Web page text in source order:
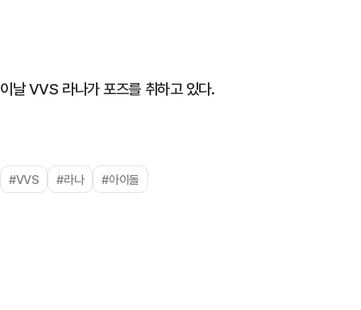
이날 VVS 라나가 포즈를 취하고 있다.
#VVS #라나 #아이돌